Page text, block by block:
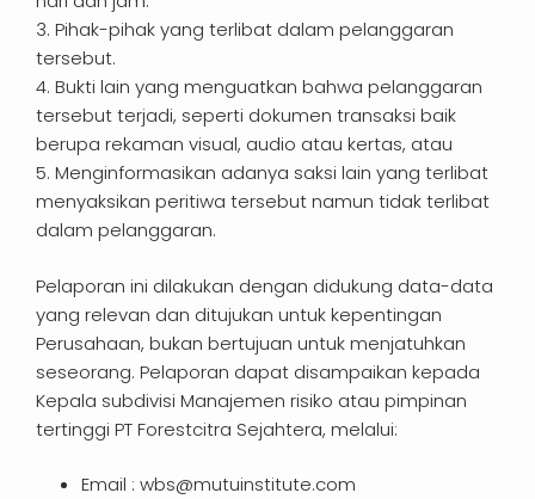
3. Pihak-pihak yang terlibat dalam pelanggaran
tersebut.
4. Bukti lain yang menguatkan bahwa pelanggaran
tersebut terjadi, seperti dokumen transaksi baik
berupa rekaman visual, audio atau kertas, atau
5. Menginformasikan adanya saksi lain yang terlibat
menyaksikan peritiwa tersebut namun tidak terlibat
dalam pelanggaran.
Pelaporan ini dilakukan dengan didukung data-data
yang relevan dan ditujukan untuk kepentingan
Perusahaan, bukan bertujuan untuk menjatuhkan
seseorang. Pelaporan dapat disampaikan kepada
Kepala subdivisi Manajemen risiko atau pimpinan
tertinggi PT Forestcitra Sejahtera, melalui:
Email : wbs@mutuinstitute.com